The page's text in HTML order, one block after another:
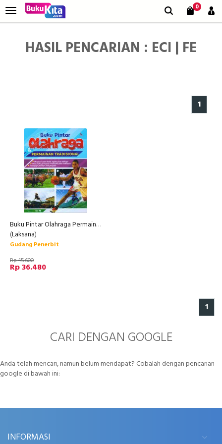
0
HASIL PENCARIAN : ECI | FE
1
Buku Pintar Olahraga Permainan Tradisional
(Laksana)
Gudang Penerbit
Rp 45.600
Rp 36.480
1
CARI DENGAN GOOGLE
Anda telah mencari, namun belum mendapat? Cobalah dengan pencarian
google di bawah ini:
INFORMASI